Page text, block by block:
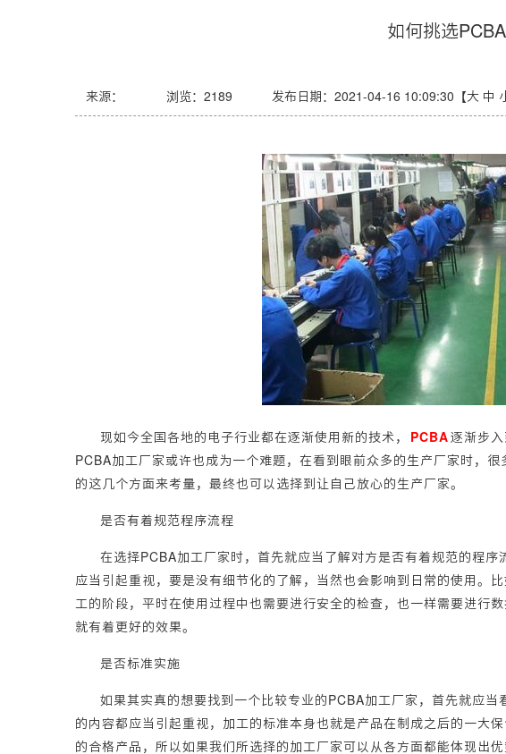
如何挑选
来源： 浏览： 2189 发布日期：2021-04-16 10:09:30【大 中
现如今全国各地的电子行业都在逐渐使用新的技术， PCBA 逐渐步
PCBA加工厂家或许也成为一个难题，在看到眼前众多的生产厂家时，
的这几个方面来考量，最终也可以选择到让自己放心的生产厂家。
是否有着规范程序流程
在选择PCBA加工厂家时，首先就应当了解对方是否有着规范的程
应当引起重视，要是没有细节化的了解，当然也会影响到日常的使用。
工的阶段，平时在使用过程中也需要进行安全的检查，也一样需要进行
就有着更好的效果。
是否标准实施
如果其实真的想要找到一个比较专业的PCBA加工厂家，首先就应
的内容都应当引起重视，加工的标准本身也就是产品在制成之后的一大
的合格产品，所以如果我们所选择的加工厂家可以从各方面都能体现出